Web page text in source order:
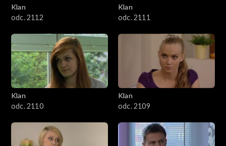
Klan
odc. 2112
Klan
odc. 2111
Klan
odc. 2110
Klan
odc. 2109